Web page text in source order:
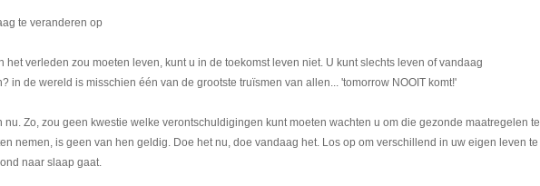
te veranderen op
het verleden zou moeten leven, kunt u in de toekomst leven niet. U kunt slechts leven of vandaag
in de wereld is misschien één van de grootste truïsmen van allen... 'tomorrow NOOIT komt!'
nu. Zo, zou geen kwestie welke verontschuldigingen kunt moeten wachten u om die gezonde maatregelen te
nemen, is geen van hen geldig. Doe het nu, doe vandaag het. Los op om verschillend in uw eigen leven te
naar slaap gaat.